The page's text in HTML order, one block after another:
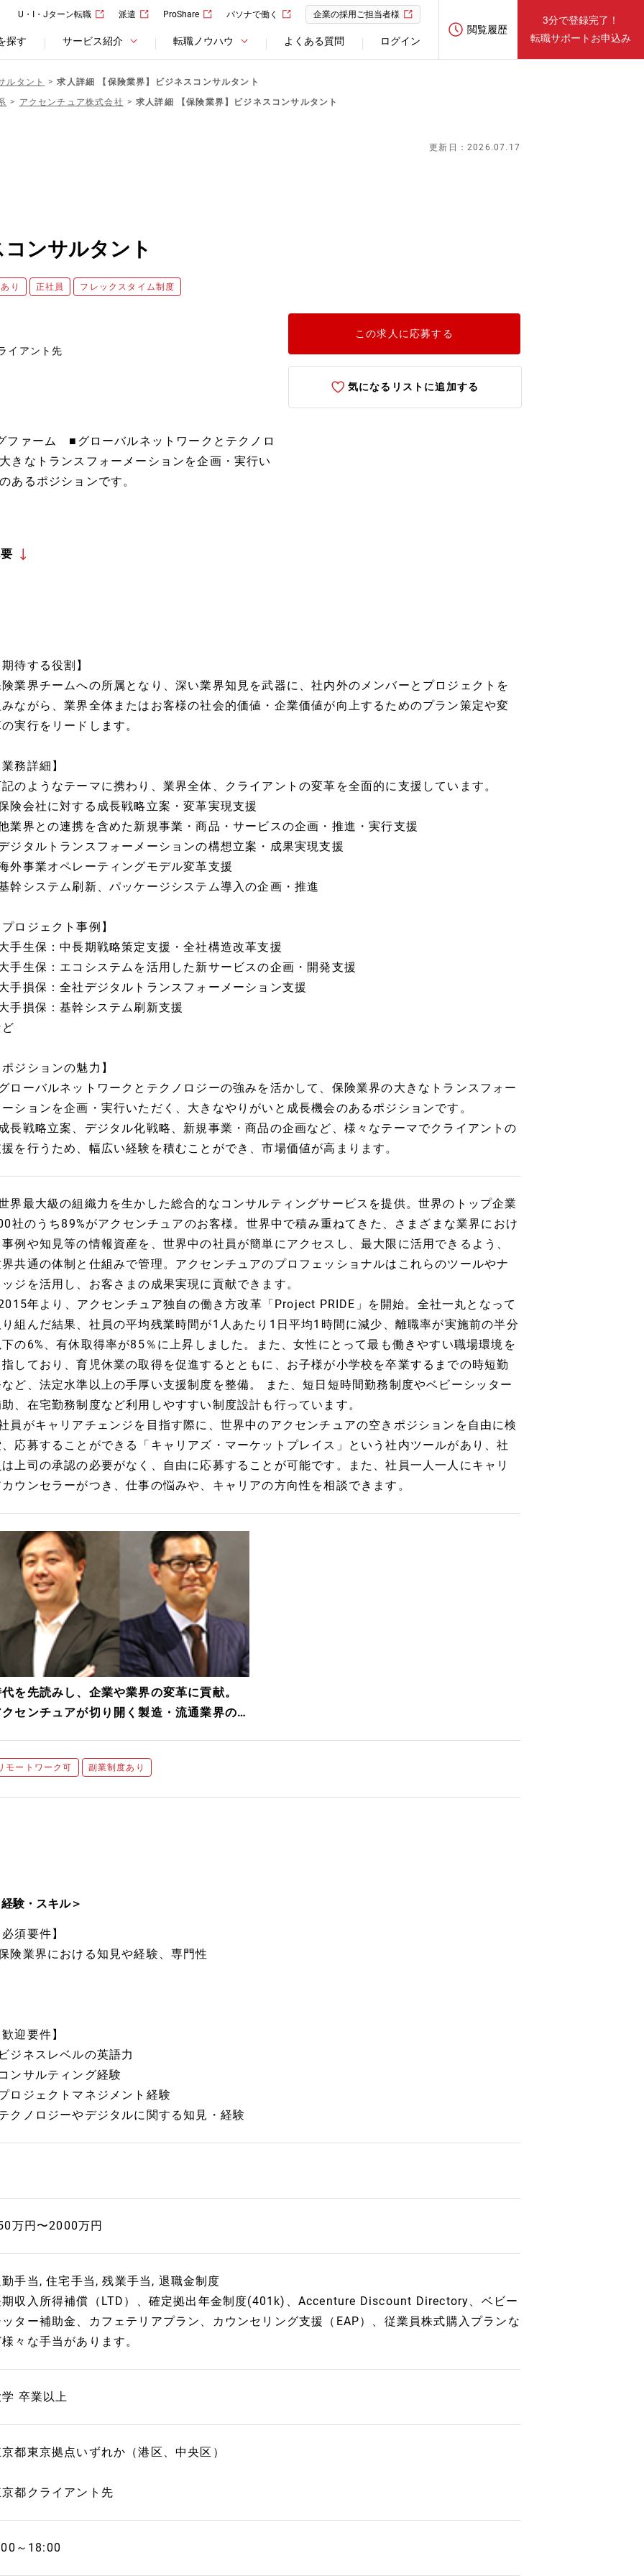
U・I・Jターン転職 派遣 ProShare パソナで働く 企業の採用ご担当者様
探す サービス紹介 転職ノウハウ よくある質問 ログイン
閲覧履歴
3分で登録完了！
転職サポートお申込み
ルタント
求人詳細 【保険業界】ビジネスコンサルタント
アクセンチュア株式会社 求人詳細 【保険業界】ビジネスコンサルタント
更新日：2026.07.17
ンサルタント
り 正社員 フレックスタイム制度
イアント先
ファーム ■グローバルネットワークとテクノロ
きなトランスフォーメーションを企画・実行い
あるポジションです。
この求人に応募する
気になるリストに追加する
待する役割】
業界チームへの所属となり、深い業界知見を武器に、社内外のメンバーとプロジェクトを
ながら、業界全体またはお客様の社会的価値・企業価値が向上するためのプラン策定や変
実行をリードします。
務詳細】
のようなテーマに携わり、業界全体、クライアントの変革を全面的に支援しています。
険会社に対する成長戦略立案・変革実現支援
業界との連携を含めた新規事業・商品・サービスの企画・推進・実行支援
ジタルトランスフォーメーションの構想立案・成果実現支援
外事業オペレーティングモデル変革支援
幹システム刷新、パッケージシステム導入の企画・推進
ロジェクト事例】
手生保：中長期戦略策定支援・全社構造改革支援
手生保：エコシステムを活用した新サービスの企画・開発支援
手損保：全社デジタルトランスフォーメーション支援
手損保：基幹システム刷新支援
ジションの魅力】
ローバルネットワークとテクノロジーの強みを活かして、保険業界の大きなトランスフォー
ションを企画・実行いただく、大きなやりがいと成長機会のあるポジションです。
長戦略立案、デジタル化戦略、新規事業・商品の企画など、様々なテーマでクライアントの
を行うため、幅広い経験を積むことができ、市場価値が高まります。
界最大級の組織力を生かした総合的なコンサルティングサービスを提供。世界のトップ企業
社のうち89%がアクセンチュアのお客様。世界中で積み重ねてきた、さまざまな業界におけ
例や知見等の情報資産を、世界中の社員が簡単にアクセスし、最大限に活用できるよう、
共通の体制と仕組みで管理。アクセンチュアのプロフェッショナルはこれらのツールやナ
ジを活用し、お客さまの成果実現に貢献できます。
年より、アクセンチュア独自の働き方改革「Project PRIDE」を開始。全社一丸となって
組んだ結果、社員の平均残業時間が1人あたり1日平均1時間に減少、離職率が実施前の半分
の6%、有休取得率が85％に上昇しました。また、女性にとって最も働きやすい職場環境を
しており、育児休業の取得を促進するとともに、お子様が小学校を卒業するまでの時短勤
ど、法定水準以上の手厚い支援制度を整備。 また、短日短時間勤務制度やベビーシッター
、在宅勤務制度など利用しやすすい制度設計も行っています。
員がキャリアチェンジを目指す際に、世界中のアクセンチュアの空きポジションを自由に検
応募することができる「キャリアズ・マーケットプレイス」という社内ツールがあり、社
上司の承認の必要がなく、自由に応募することが可能です。また、社員一人一人にキャリ
ウンセラーがつき、仕事の悩みや、キャリアの方向性を相談できます。
を先読みし、企業や業界の変革に貢献。
センチュアが切り開く製造・流通業界の
モートワーク可 副業制度あり
験・スキル＞
須要件】
険業界における知見や経験、専門性
迎要件】
ジネスレベルの英語力
ンサルティング経験
ロジェクトマネジメント経験
クノロジーやデジタルに関する知見・経験
万円〜2000万円
手当, 住宅手当, 残業手当, 退職金制度
期収入所得補償（LTD）、確定拠出年金制度(401k)、Accenture Discount Directory、ベビー
ター補助金、カフェテリアプラン、カウンセリング支援（EAP）、従業員株式購入プランな
々な手当があります。
卒業以上
都東京拠点いずれか（港区、中央区）
都クライアント先
～18:00